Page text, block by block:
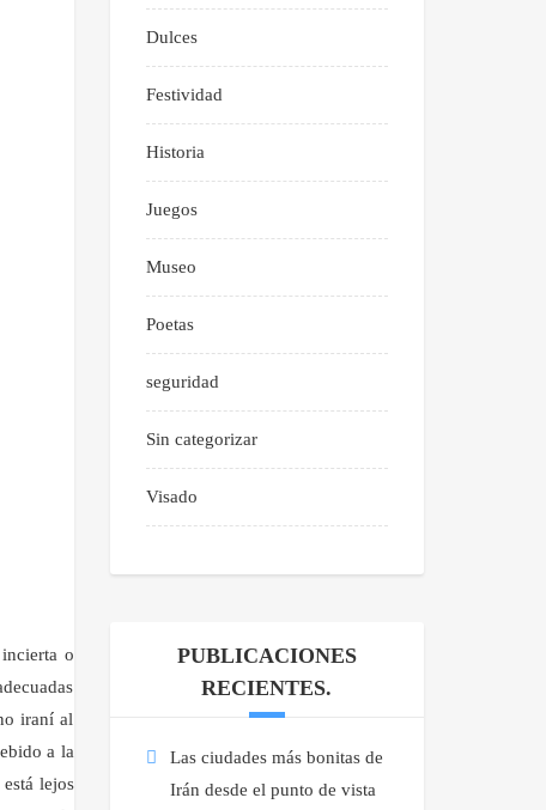
o
iraní al
a la
lejos
Dulces
Festividad
Historia
Juegos
Museo
Poetas
seguridad
Sin categorizar
Visado
PUBLICACIONES
RECIENTES.
Las ciudades más bonitas de
Irán desde el punto de vista